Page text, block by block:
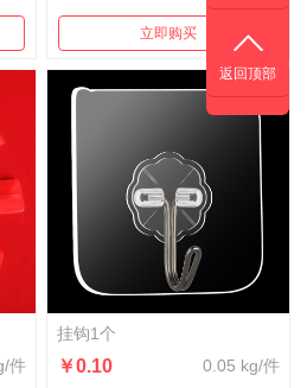
立即购买
件
挂钩1个
￥0.10 0.05 kg/件
返回顶部